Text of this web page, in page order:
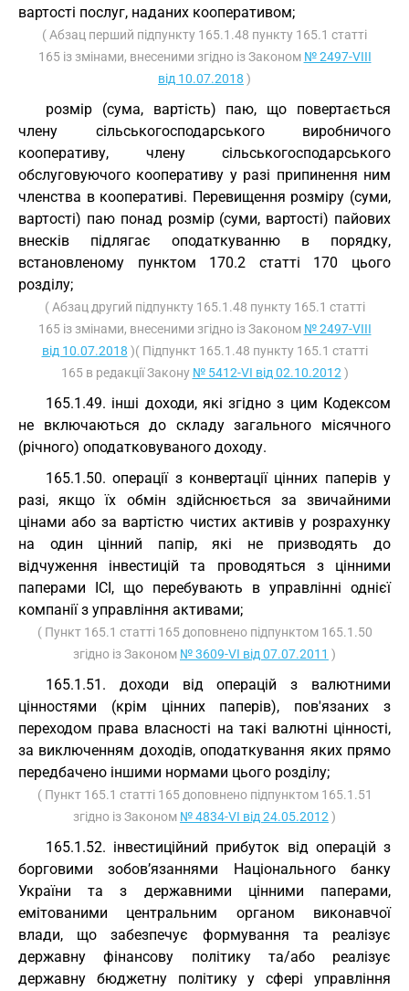
вартості послуг, наданих кооперативом;
( Абзац перший підпункту 165.1.48 пункту 165.1 статті
165 із змінами, внесеними згідно із Законом № 2497-VIII
від 10.07.2018 )
розмір (сума, вартість) паю, що повертається
члену сільськогосподарського виробничого
кооперативу, члену сільськогосподарського
обслуговуючого кооперативу у разі припинення ним
членства в кооперативі. Перевищення розміру (суми,
вартості) паю понад розмір (суми, вартості) пайових
внесків підлягає оподаткуванню в порядку,
встановленому пунктом 170.2 статті 170 цього
розділу;
( Абзац другий підпункту 165.1.48 пункту 165.1 статті
165 із змінами, внесеними згідно із Законом № 2497-VIII
від 10.07.2018 )( Підпункт 165.1.48 пункту 165.1 статті
165 в редакції Закону № 5412-VI від 02.10.2012 )
165.1.49. інші доходи, які згідно з цим Кодексом
не включаються до складу загального місячного
(річного) оподатковуваного доходу.
165.1.50. операції з конвертації цінних паперів у
разі, якщо їх обмін здійснюється за звичайними
цінами або за вартістю чистих активів у розрахунку
на один цінний папір, які не призводять до
відчуження інвестицій та проводяться з цінними
паперами ІСІ, що перебувають в управлінні однієї
компанії з управління активами;
( Пункт 165.1 статті 165 доповнено підпунктом 165.1.50
згідно із Законом № 3609-VI від 07.07.2011 )
165.1.51. доходи від операцій з валютними
цінностями (крім цінних паперів), пов'язаних з
переходом права власності на такі валютні цінності,
за виключенням доходів, оподаткування яких прямо
передбачено іншими нормами цього розділу;
( Пункт 165.1 статті 165 доповнено підпунктом 165.1.51
згідно із Законом № 4834-VI від 24.05.2012 )
165.1.52. інвестиційний прибуток від операцій з
борговими зобов’язаннями Національного банку
України та з державними цінними паперами,
емітованими центральним органом виконавчої
влади, що забезпечує формування та реалізує
державну фінансову політику та/або реалізує
державну бюджетну політику у сфері управління